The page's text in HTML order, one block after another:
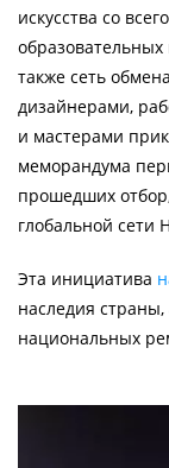
искусства со
также сеть
дизайнерами,
и мастерами
меморандума
прошедших
глобальной сети
Эта инициатива
наследия
национальных